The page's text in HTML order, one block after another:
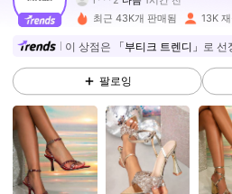
m***y
가 탐색 중입니다
4.92
31K 팔로워
4.92 31K 팔로워
4.92 31K 팔로워
최근 43K개 판매됨 13K
이 상점은 「부티크 트렌디」 로 선
팔로잉